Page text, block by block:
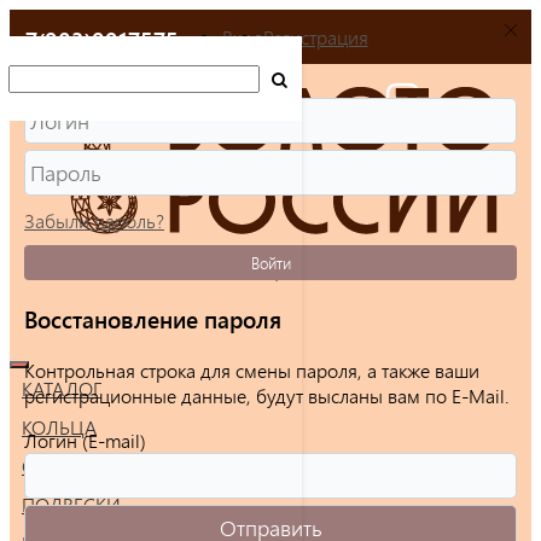
+7(903)9917575
КАТАЛОГ
КОЛЬЦА
СЕРЬГИ
ПОДВЕСКИ
ВходРегистрация
Забыли пароль?
Войти
Восстановление пароля
Контрольная строка для смены пароля, а также ваши
регистрационные данные, будут высланы вам по E-Mail.
Логин (E-mail)